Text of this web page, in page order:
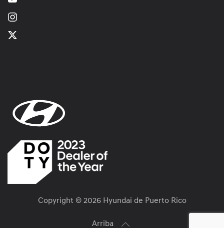
Copyright © 2026 Hyundai de Puerto Rico
Arriba